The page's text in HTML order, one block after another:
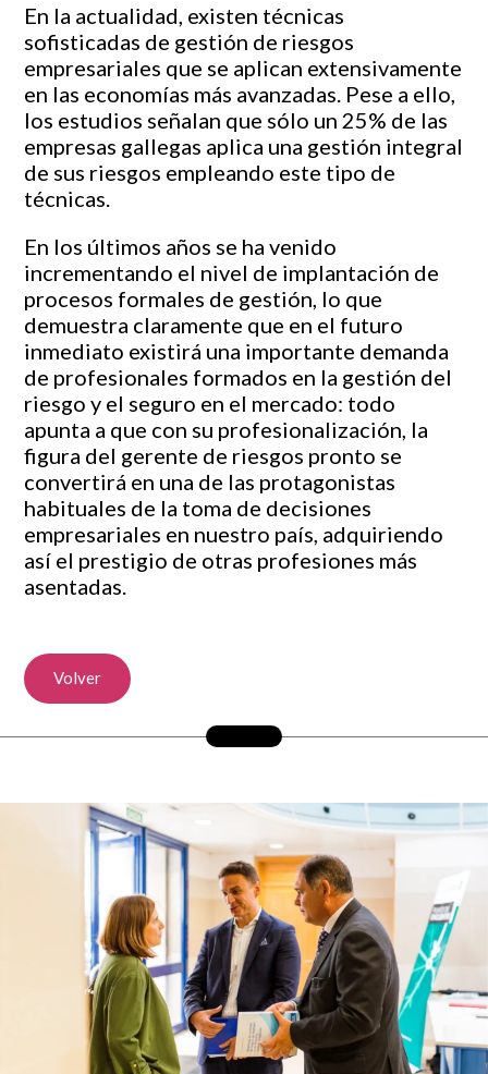
En la actualidad, existen técnicas
sofisticadas de gestión de riesgos
empresariales que se aplican extensivamente
en las economías más avanzadas. Pese a ello,
los estudios señalan que sólo un 25% de las
empresas gallegas aplica una gestión integral
de sus riesgos empleando este tipo de
técnicas.
En los últimos años se ha venido
incrementando el nivel de implantación de
procesos formales de gestión, lo que
demuestra claramente que en el futuro
inmediato existirá una importante demanda
de profesionales formados en la gestión del
riesgo y el seguro en el mercado: todo
apunta a que con su profesionalización, la
figura del gerente de riesgos pronto se
convertirá en una de las protagonistas
habituales de la toma de decisiones
empresariales en nuestro país, adquiriendo
así el prestigio de otras profesiones más
asentadas.
Volver